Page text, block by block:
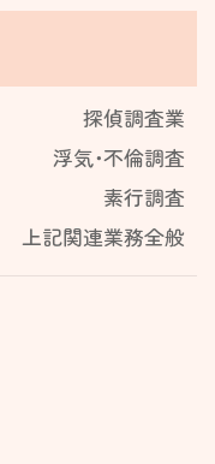
探偵調査業
浮気･不倫調査
素行調査
上記関連業務全般